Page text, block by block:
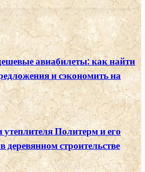
авиабилеты: как найти
и сэкономить на
утеплителя Политерм и его
деревянном строительстве